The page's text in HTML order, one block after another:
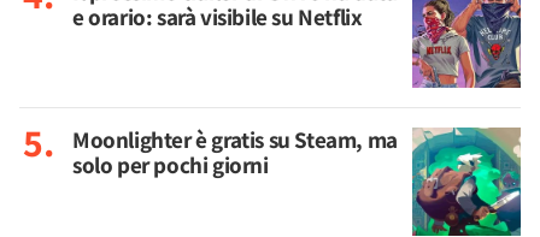
e orario: sarà visibile su Netflix
Moonlighter è gratis su Steam, ma
solo per pochi giorni